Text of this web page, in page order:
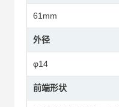
61mm
外径
φ14
前端形状